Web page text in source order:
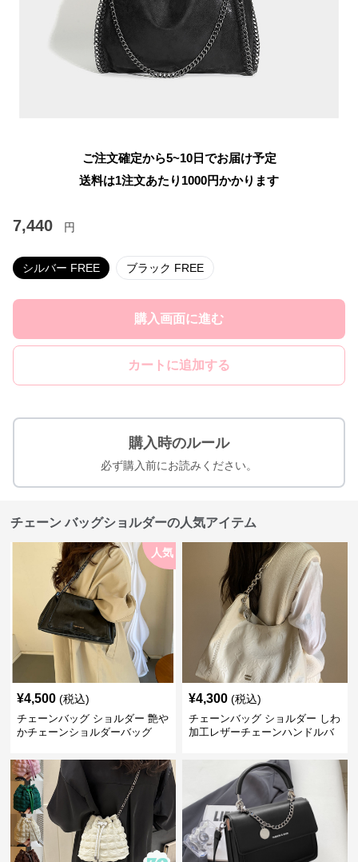
ご注文確定から5~10日でお届け予定
送料は1注文あたり 1000円かかります
7,440 円
シルバー FREE ブラック FREE
購入画面に進む
カートに追加する
購入時のルール
必ず購入前にお読みください。
チェーン バッグショルダーの人気アイテム
人気
¥4,500 (税込)
チェーンバッグ ショルダー 艶や
かチェーンショルダーバッグ
¥4,300 (税込)
チェーンバッグ ショルダー しわ
加工レザーチェーンハンドルバ